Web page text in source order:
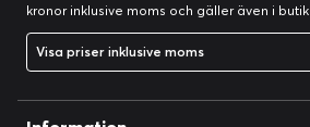
kronor inklusive moms och gäller även i butik.
Visa priser inklusive moms